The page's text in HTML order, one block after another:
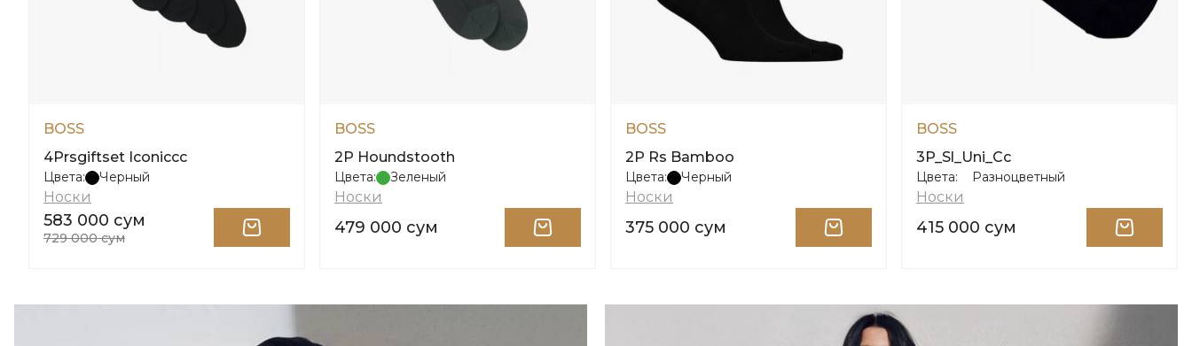
BOSS
4Prsgiftset Iconiccc
Цвета: Черный
Носки
583 000 сум
729 000 сум
BOSS
2P Houndstooth
Цвета: Зеленый
Носки
479 000 сум
BOSS
2P Rs Bamboo
Цвета: Черный
Носки
375 000 сум
BOSS
3P_Sl_Uni_Cc
Цвета: Разноцветный
Носки
415 000 сум